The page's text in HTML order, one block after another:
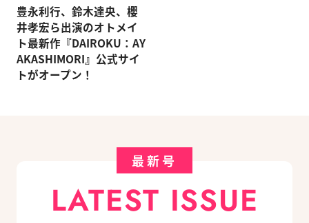
豊永利行、鈴木達央、櫻
井孝宏ら出演のオトメイ
ト最新作『DAIROKU：AY
AKASHIMORI』公式サイ
トがオープン！
最新号
LATEST ISSUE